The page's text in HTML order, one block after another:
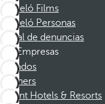
Barceló Films
Barceló Personas
Canal de denuncias
Empresas
Afiliados
Partners
Dorint Hotels & Resorts